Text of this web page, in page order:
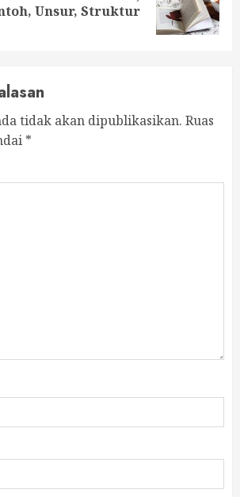
Unsur, Struktur
tidak akan dipublikasikan. Ruas
*